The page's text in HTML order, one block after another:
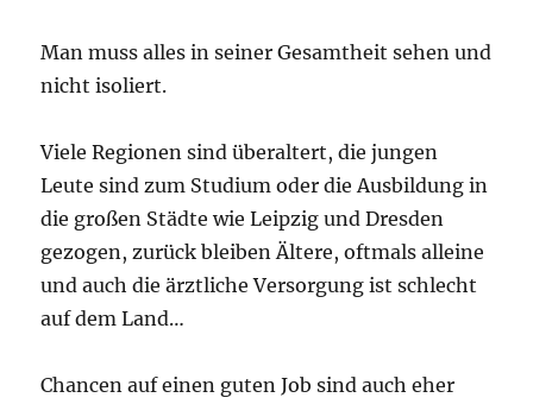
Man muss alles in seiner Gesamtheit sehen und
nicht isoliert.
Viele Regionen sind überaltert, die jungen
Leute sind zum Studium oder die Ausbildung in
die großen Städte wie Leipzig und Dresden
gezogen, zurück bleiben Ältere, oftmals alleine
und auch die ärztliche Versorgung ist schlecht
auf dem Land…
Chancen auf einen guten Job sind auch eher